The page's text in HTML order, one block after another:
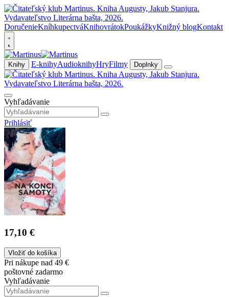
DoručenieKníhkupectváKnihovrátokPoukážkyKnižný blogKontakt
Knihy E-knihyAudioknihyHryFilmy Doplnky
Vyhľadávanie
Prihlásiť
17,10 €
Vložiť do košíka
Pri nákupe nad 49 €
poštovné zadarmo
Vyhľadávanie